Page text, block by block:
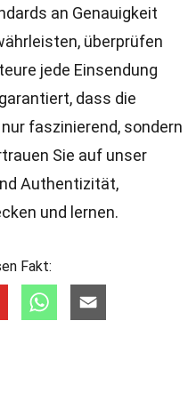
an Genauigkeit
überprüfen
jede Einsendung
dass die
faszinierend, sondern
Sie auf unser
Authentizität,
und lernen.
Fakt: